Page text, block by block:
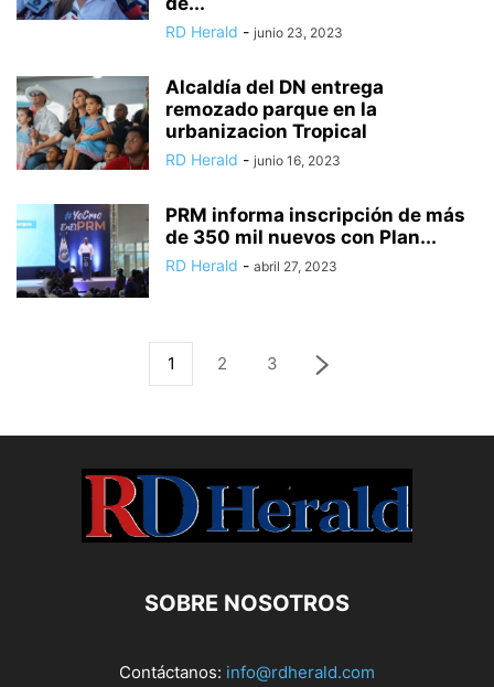
RD Herald - junio 23, 2023
Alcaldía del DN entrega
remozado parque en la
urbanizacion Tropical
RD Herald - junio 16, 2023
PRM informa inscripción de más
de 350 mil nuevos con Plan...
RD Herald - abril 27, 2023
1 2 3
SOBRE NOSOTROS
Contáctanos: info@rdherald.com